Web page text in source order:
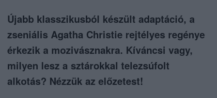
Újabb klasszikusból készült adaptáció, a
zseniális Agatha Christie rejtélyes regénye
érkezik a mozivásznakra. Kíváncsi vagy,
milyen lesz a sztárokkal telezsúfolt
alkotás? Nézzük az előzetest!